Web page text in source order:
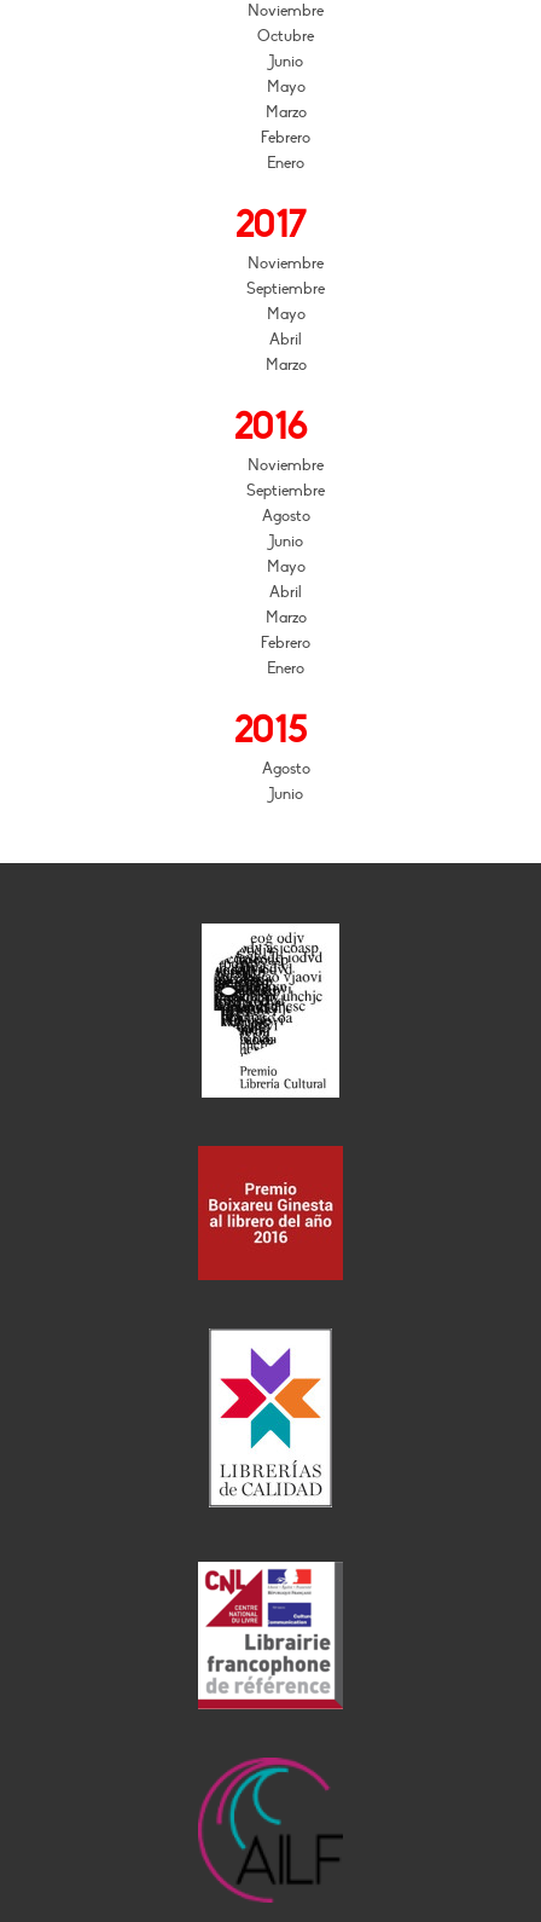
Noviembre
Octubre
Junio
Mayo
Marzo
Febrero
Enero
2017
Noviembre
Septiembre
Mayo
Abril
Marzo
2016
Noviembre
Septiembre
Agosto
Junio
Mayo
Abril
Marzo
Febrero
Enero
2015
Agosto
Junio